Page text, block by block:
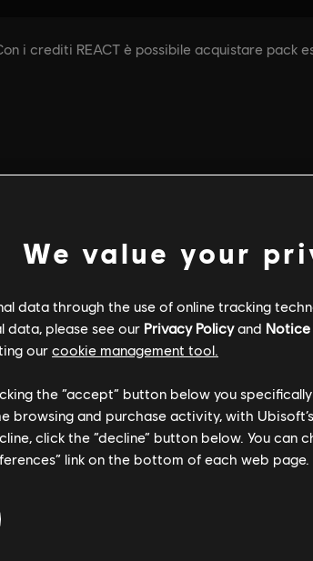
We value your
data through the use of online tracking
data, please see our Privacy Policyand
our cookie management tool.
the “accept” button below you
browsing and purchase activity, with
click the “decline” button below. You can
link on the bottom of each web page.